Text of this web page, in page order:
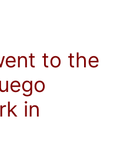
to the
in